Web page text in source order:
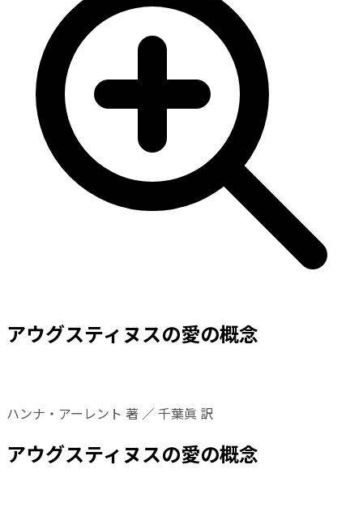
アウグスティヌスの愛の概念
ハンナ・アーレント 著 ／ 千葉眞 訳
アウグスティヌスの愛の概念